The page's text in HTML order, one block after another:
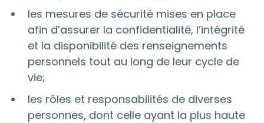
les mesures de sécurité mises en place
afin d’assurer la confidentialité, l’intégrité
et la disponibilité des renseignements
personnels tout au long de leur cycle de
vie;
les rôles et responsabilités de diverses
personnes, dont celle ayant la plus haute